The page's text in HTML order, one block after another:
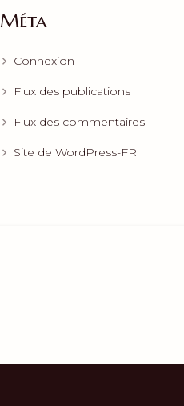
Méta
Connexion
Flux des publications
Flux des commentaires
Site de WordPress-FR